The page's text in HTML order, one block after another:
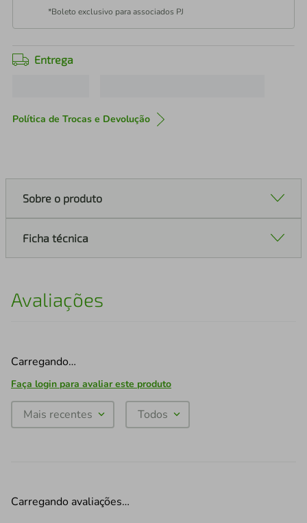
*Boleto exclusivo para associados PJ
Entrega
Política de Trocas e Devolução
Sobre o produto
Ficha técnica
Avaliações
Carregando…
Faça login para avaliar este produto
Mais recentes Todos
Carregando avaliações…